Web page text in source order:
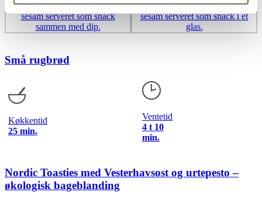
Små rugbrød
Køkkentid
25 min.
Ventetid
4 t 10
min.
Nordic Toasties med Vesterhavsost og urtepesto –
økologisk bageblanding